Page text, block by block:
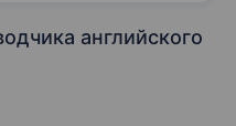
английского